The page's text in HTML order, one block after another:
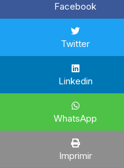
Facebook
Twitter
Linkedin
WhatsApp
Imprimir